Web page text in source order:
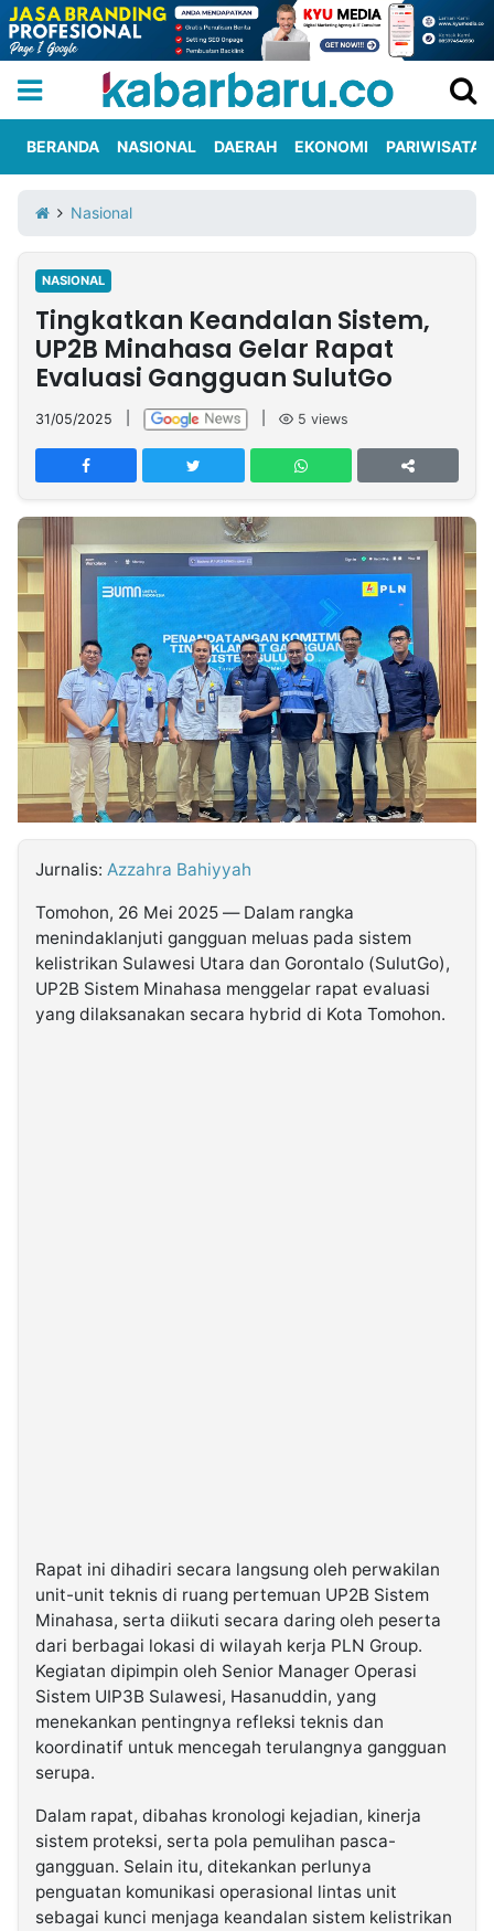
Iklan
Berita
Kami
Nasional
International
Olahraga
Entertainment
Daerah
Pariwisata
Kuliner
Kolom
Network
PT
TREETAN
INDONESIA
Partner
Insight
NTB
Suara
Time
Lens
IDN
Daily
Jogja
Jalan
Rakyat
Idealita
News
Kita
Notice
Dinamikapost.com
Radar
Baru
Seedbacklink
Follow
Kabarbaru
BERANDA NASIONAL DAERAH EKONOMI PARIWISATA
Nasional
NASIONAL
Tingkatkan Keandalan Sistem,
UP2B Minahasa Gelar Rapat
Evaluasi Gangguan SulutGo
31/05/2025 5 views
Jurnalis: Azzahra Bahiyyah
Tomohon, 26 Mei 2025 — Dalam rangka
menindaklanjuti gangguan meluas pada sistem
kelistrikan Sulawesi Utara dan Gorontalo (SulutGo),
UP2B Sistem Minahasa menggelar rapat evaluasi
yang dilaksanakan secara hybrid di Kota Tomohon.
Rapat ini dihadiri secara langsung oleh perwakilan
unit-unit teknis di ruang pertemuan UP2B Sistem
Minahasa, serta diikuti secara daring oleh peserta
dari berbagai lokasi di wilayah kerja PLN Group.
Kegiatan dipimpin oleh Senior Manager Operasi
Sistem UIP3B Sulawesi, Hasanuddin, yang
menekankan pentingnya refleksi teknis dan
koordinatif untuk mencegah terulangnya gangguan
serupa.
Dalam rapat, dibahas kronologi kejadian, kinerja
sistem proteksi, serta pola pemulihan pasca-
gangguan. Selain itu, ditekankan perlunya
penguatan komunikasi operasional lintas unit
sebagai kunci menjaga keandalan sistem kelistrikan